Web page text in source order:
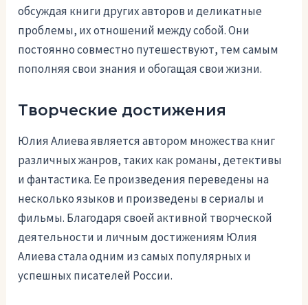
обсуждая книги других авторов и деликатные
проблемы, их отношений между собой. Они
постоянно совместно путешествуют, тем самым
пополняя свои знания и обогащая свои жизни.
Творческие достижения
Юлия Алиева является автором множества книг
различных жанров, таких как романы, детективы
и фантастика. Ее произведения переведены на
несколько языков и произведены в сериалы и
фильмы. Благодаря своей активной творческой
деятельности и личным достижениям Юлия
Алиева стала одним из самых популярных и
успешных писателей России.